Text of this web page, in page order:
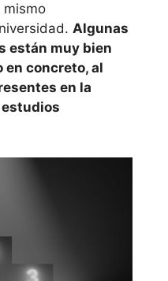
de
mismo
Algunas
están muy bien
en concreto, al
en la